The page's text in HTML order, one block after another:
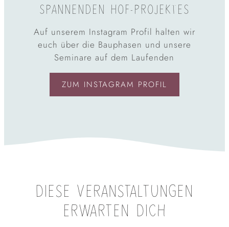
SPANNENDEN HOF-PROJEKTES
Auf unserem Instagram Profil halten wir
euch über die Bauphasen und unsere
Seminare auf dem Laufenden
ZUM INSTAGRAM PROFIL
DIESE VERANSTALTUNGEN
ERWARTEN DICH